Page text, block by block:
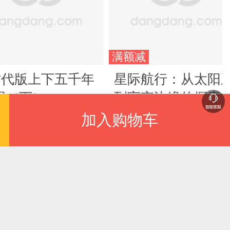
版上下五千年
（下）
满额减
星际航行：从太阳
到宇宙边缘的探索
旅
¥108.80
加入购物车